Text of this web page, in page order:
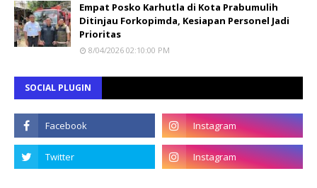
Empat Posko Karhutla di Kota Prabumulih
Ditinjau Forkopimda, Kesiapan Personel Jadi
Prioritas
8/04/2026 02:10:00 PM
SOCIAL PLUGIN